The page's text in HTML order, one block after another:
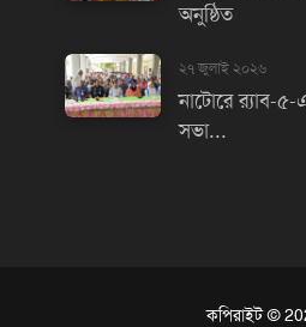
অনুষ্ঠিত
২৭ জুলাই ২০২৬
নাটোরে র‌্যাব-
সভা...
কপিরাইট ©